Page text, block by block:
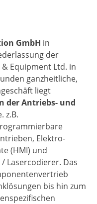
GmbH in
der
Equipment Ltd. in
ganzheitliche,
liegt
der Antriebs- und
z.B.
Elektro-
(HMI) und
/ Lasercodierer. Das
bis hin zum